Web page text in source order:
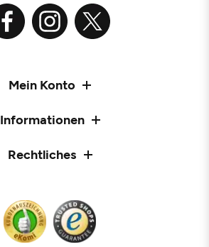
Mein Konto
Informationen
Rechtliches